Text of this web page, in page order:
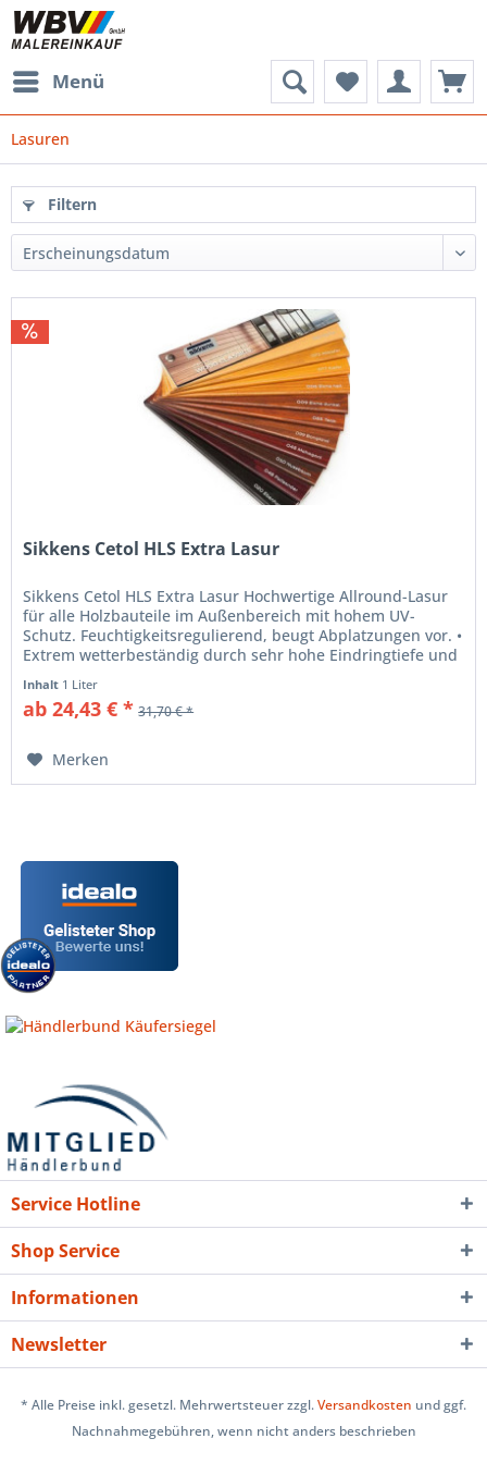
Menü
Lasuren
Filtern
Sikkens Cetol HLS Extra Lasur
Sikkens Cetol HLS Extra Lasur Hochwertige Allround-Lasur
für alle Holzbauteile im Außenbereich mit hohem UV-
Schutz. Feuchtigkeitsregulierend, beugt Abplatzungen vor. •
Extrem wetterbeständig durch sehr hohe Eindringtiefe und
sehr hohen...
Inhalt 1 Liter
ab 24,43 € * 31,70 € *
Merken
Service Hotline
Shop Service
Informationen
Newsletter
* Alle Preise inkl. gesetzl. Mehrwertsteuer zzgl.Versandkosten und ggf.
Nachnahmegebühren, wenn nicht anders beschrieben